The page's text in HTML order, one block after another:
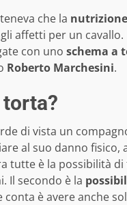
che la nutrizione
affetti per un
con uno schema a
Roberto Marchesini.
di vista un
al suo danno fisico,
tutte è la possibilità di
Il secondo è la
è avere anche